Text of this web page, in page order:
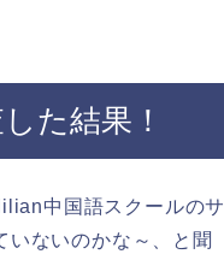
た結果！
中国語スクールのサ
いないのかな～、と聞